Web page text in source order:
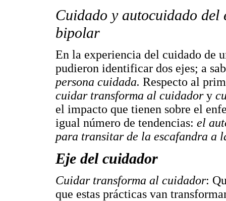
Cuidado y autocuidado
bipolar
En la experiencia del cuidado de
pudieron identificar dos ejes; a
persona cuidada. Respecto al
cuidar transforma al cuidadory
el impacto que tienen sobre el
igual número de tendencias: el
para transitar de la escafandra a
Eje del cuidador
Cuidar transforma al cuidador:
que estas prácticas van